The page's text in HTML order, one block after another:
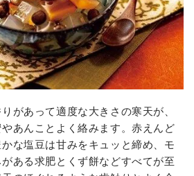
があって適度な大きさの寒天が、
あんことよく絡みます。赤えんど
な塩豆は甘みをキュッと締め、モ
ある求肥とくず餅などすべてが至